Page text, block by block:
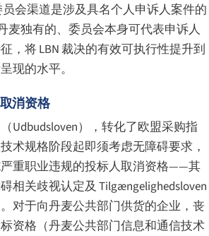
员会渠道是涉及具名个人申诉人案件的
独有的、委员会本身可代表申诉人
，将 LBN 裁决的有效可执行性提升到
现的水平。
消资格
Udbudsloven），转化了欧盟采购指
术规格阶段起即须考虑无障碍要求，
重职业违规的投标人取消资格——其
相关歧视认定及 Tilgængelighedsloven
对于向丹麦公共部门供货的企业，丧
资格（丹麦公共部门信息和通信技术